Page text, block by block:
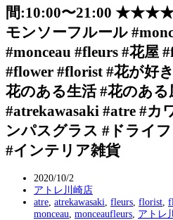
間:10:00〜21:00
モンソーフルール
#monceau #fleurs #花屋
#flower #florist #花が好
花のある生活 #花のあ
#atrekawasaki #atre #カ
ンパスグラス #ドライ
#インテリア雑貨
2020/10/2
アトレ川崎店
atre atrekawasaki fleurs florist
monceau monceaufleurs アトレ